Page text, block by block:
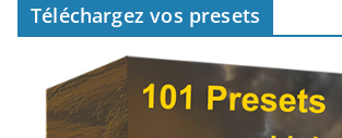
Téléchargez vos presets